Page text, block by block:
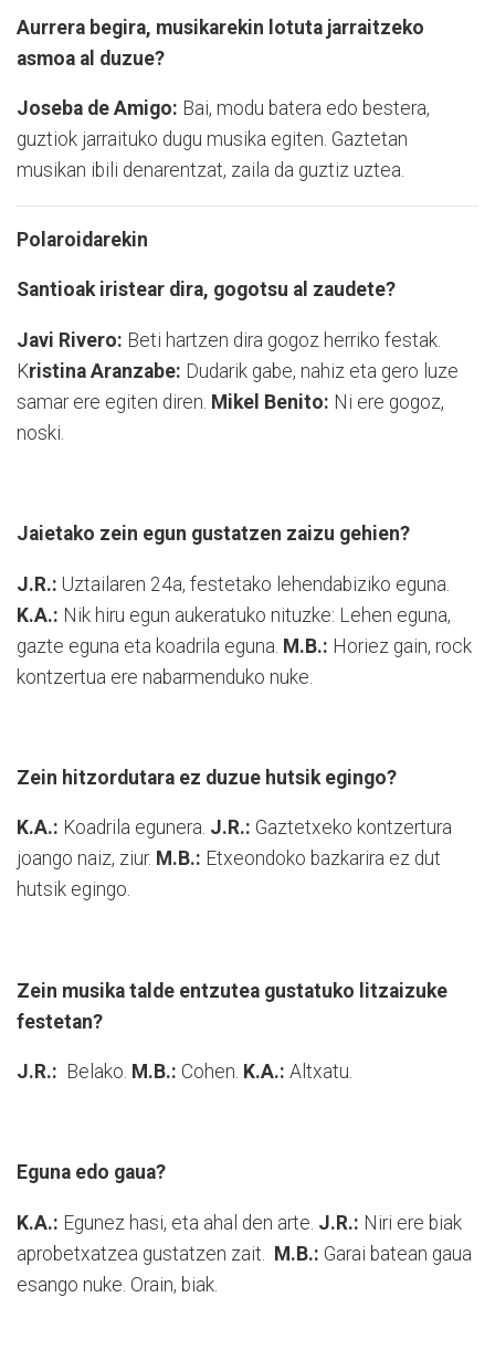
Aurrera begira, musikarekin lotuta jarraitzeko
asmoa al duzue?
Joseba de Amigo: Bai, modu batera edo bestera,
guztiok jarraituko dugu musika egiten. Gaztetan
musikan ibili denarentzat, zaila da guztiz uztea.
Polaroidarekin
Santioak iristear dira, gogotsu al zaudete?
Javi Rivero: Beti hartzen dira gogoz herriko festak.
Kristina Aranzabe: Dudarik gabe, nahiz eta gero luze
samar ere egiten diren. Mikel Benito: Ni ere gogoz,
noski.
Jaietako zein egun gustatzen zaizu gehien?
J.R.: Uztailaren 24a, festetako lehendabiziko eguna.
K.A.: Nik hiru egun aukeratuko nituzke: Lehen eguna,
gazte eguna eta koadrila eguna. M.B.: Horiez gain, rock
kontzertua ere nabarmenduko nuke.
Zein hitzordutara ez duzue hutsik egingo?
K.A.: Koadrila egunera. J.R.: Gaztetxeko kontzertura
joango naiz, ziur. M.B.: Etxeondoko bazkarira ez dut
hutsik egingo.
Zein musika talde entzutea gustatuko litzaizuke
festetan?
J.R.: Belako. M.B.: Cohen. K.A.: Altxatu.
Eguna edo gaua?
K.A.: Egunez hasi, eta ahal den arte. J.R.: Niri ere biak
aprobetxatzea gustatzen zait. M.B.: Garai batean gaua
esango nuke. Orain, biak.